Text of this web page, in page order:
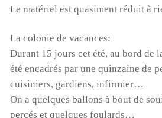
Le matériel est quasiment réduit à
La colonie de vacances:
Durant 15 jours cet été, au bord de
été encadrés par une quinzaine de
cuisiniers, gardiens, infirmier…
On a quelques ballons à bout de
percés et quelques foulards…